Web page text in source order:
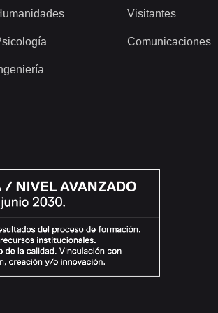
Visitantes
Comunicaciones